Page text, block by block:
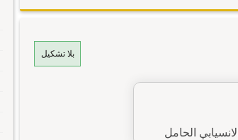
بلا تشكيل
الحامل